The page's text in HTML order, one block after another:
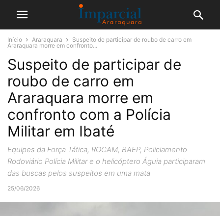
Início Araraquara
Suspeito de participar de roubo de carro em
Araraquara morre em confronto...
Suspeito de participar de
roubo de carro em
Araraquara morre em
confronto com a Polícia
Militar em Ibaté
Equipes da Força Tática, ROCAM, BAEP, Policiamento
Rodoviário Polícia Militar e o helicóptero Águia participaram
das buscas pelos suspeitos em uma mata
25/06/2026